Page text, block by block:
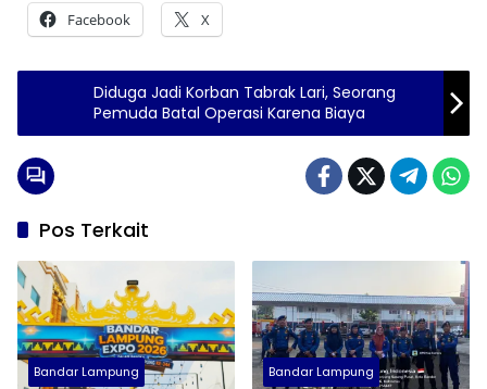
Facebook X
Diduga Jadi Korban Tabrak Lari, Seorang
Pemuda Batal Operasi Karena Biaya
Pos Terkait
Bandar Lampung Bandar Lampung